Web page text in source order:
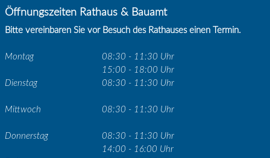
Öffnungszeiten Rathaus & Bauamt
Bitte vereinbaren Sie vor Besuch des Rathauses einen Termin.
Montag
08:30 - 11:30 Uhr
15:00 - 18:00 Uhr
Dienstag
08:30 - 11:30 Uhr
Mittwoch 08:30 - 11:30 Uhr
Donnerstag
08:30 - 11:30 Uhr
14:00 - 16:00 Uhr